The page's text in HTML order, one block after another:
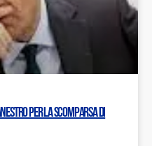
per la scomparsa di